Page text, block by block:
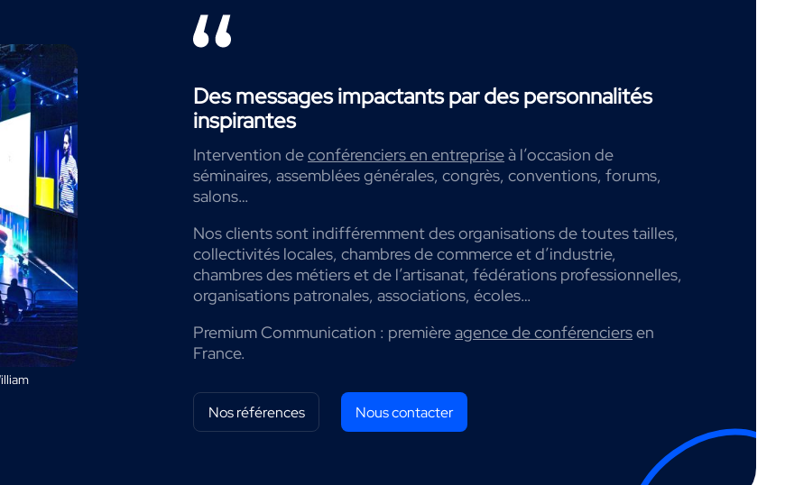
Des messages impactants par des personnalités
inspirantes
Intervention deconférenciers en entrepriseà l’occasion de
séminaires, assemblées générales, congrès, conventions, forums,
salons…
Nos clients sont indifféremment des organisations de toutes tailles,
collectivités locales, chambres de commerce et d’industrie,
chambres des métiers et de l’artisanat, fédérations professionnelles,
organisations patronales, associations, écoles…
Premium Communication : premièreagence de conférenciersen
France.
Nos références Nous contacter